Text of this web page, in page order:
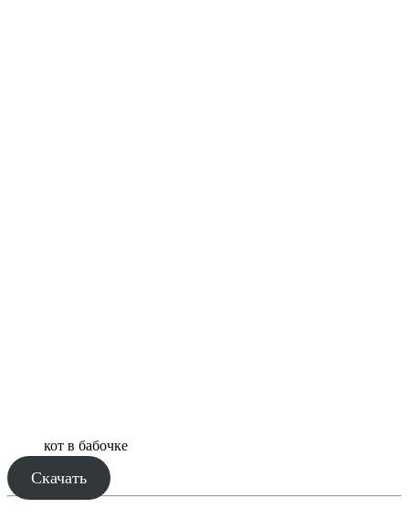
кот в бабочке
Скачать